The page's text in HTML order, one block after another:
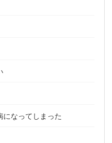
になってしまった